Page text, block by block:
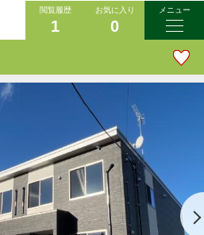
閲覧履歴
1
お気に入り
0
メニュー